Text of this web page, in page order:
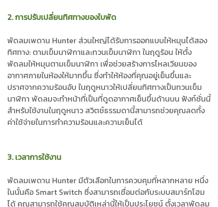
2. การปรับเปลี่ยนทิศทางของใบพัด
พัดลมเพดาน Hunter ส่วนใหญ่ได้รับการออกแบบให้หมุนได้สอง
ทิศทาง: ตามเข็มนาฬิกาและทวนเข็มนาฬิกา ในฤดูร้อน ให้ตั้ง
พัดลมให้หมุนตามเข็มนาฬิกา เพื่อช่วยสร้างการไหลเวียนของ
อากาศภายในห้องให้มากขึ้น ซึ่งทำให้ห้องที่คุณอยู่เย็นขึ้นและ
ปราศจากความร้อนอับ ในฤดูหนาวให้เปลี่ยนทิศทางเป็นทวนเข็ม
นาฬิกา พัดลมจะทำหน้าที่เป็นที่ดูดอากาศเย็นขึ้นด้านบน ฟังก์ชั่นนี้
สำหรับใช้งานในฤดูหนาว สวิตช์ธรรมดานี้สามารถช่วยคุณลดทั้ง
ค่าใช้จ่ายในการทำความร้อนและความเย็นได้
3. เวลาการใช้งาน
พัดลมเพดาน Hunter มีตัวเลือกในการควบคุมที่หลากหลาย หนึ่ง
ในนั้นคือ Smart Switch ซึ่งสามารถเชื่อมต่อกับระบบสมาร์ทโฮม
ได้ คุณสามารถใช้คุณสมบัติเหล่านี้ให้เป็นประโยชน์ ตั้งเวลาพัดลม